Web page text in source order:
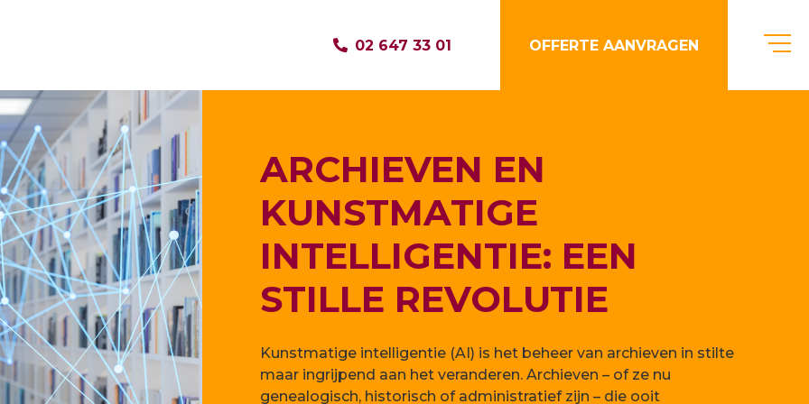
02 647 33 01 OFFERTE AANVRAGEN
ARCHIEVEN EN
KUNSTMATIGE
INTELLIGENTIE: EEN
STILLE REVOLUTIE
Kunstmatige intelligentie (AI) is het beheer van archieven in stilte
maar ingrijpend aan het veranderen. Archieven – of ze nu
genealogisch, historisch of administratief zijn – die ooit